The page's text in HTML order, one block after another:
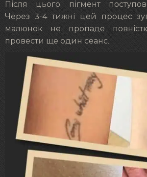
Після цього пігмент
Через 3-4 тижні цей процес
малюнок не пропаде
провести ще один сеанс.